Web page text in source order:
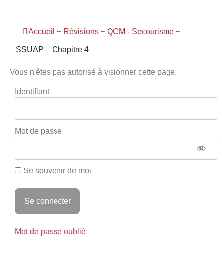
Accueil ~ Révisions ~ QCM - Secourisme ~
SSUAP – Chapitre 4
Vous n'êtes pas autorisé à visionner cette page.
Identifiant
Mot de passe
Se souvenir de moi
Mot de passe oublié